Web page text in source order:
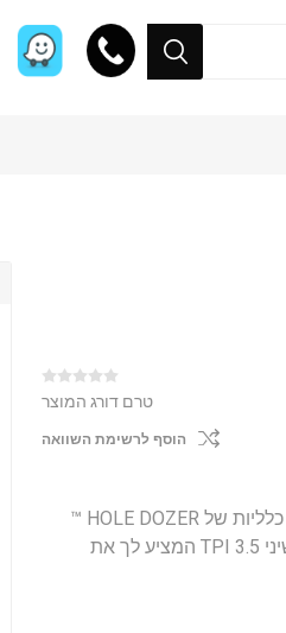
טרם דורג המוצר
הוסף לרשימת השוואה
ערכת סט מקדחי כוס מסור החור למטרות כלליות של HOLE DOZER ™
הכוללת 28 חלקים כוללת עיצוב חדש של שיני 3.5 TPI המציע לך את